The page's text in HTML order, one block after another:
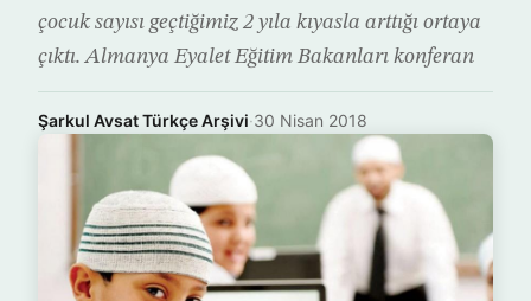
çocuk sayısı geçtiğimiz 2 yıla kıyasla arttığı ortaya
çıktı. Almanya Eyalet Eğitim Bakanları konferan
Şarkul Avsat Türkçe Arşivi·30 Nisan 2018